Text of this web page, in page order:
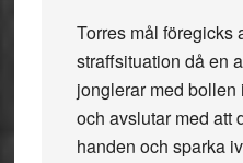
Torres mål föregicks
straffsituation då en
jonglerar med bollen
och avslutar med att
handen och sparka